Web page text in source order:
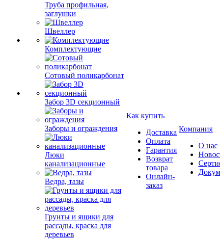
Труба профильная,
заглушки
Швеллер
Комплектующие
Сотовый поликарбонат
Забор 3D секционный
Заборы и ограждения
Люки
канализационные
Ведра, тазы
Грунты и ящики для
рассады, краска для
деревьев
Как купить
Доставка
Оплата
Гарантия
Возврат
товара
Онлайн-
заказ
Компания
О нас